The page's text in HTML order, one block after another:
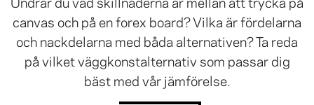
canvas och på en forex board? Vilka är fördelarna
och nackdelarna med båda alternativen? Ta reda
på vilket väggkonstalternativ som passar dig
bäst med vår jämförelse.